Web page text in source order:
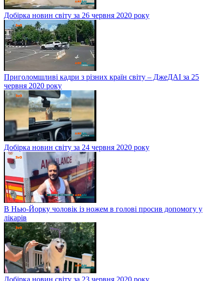
Добірка новин світу за 26 червня 2020 року
Приголомшливі кадри з різних країн світу – ДжеДАІ за 25
червня 2020 року
Добірка новин світу за 24 червня 2020 року
В Нью-Йорку чоловік із ножем в голові просив допомогу у
лікарів
Добірка новин світу за 23 червня 2020 року